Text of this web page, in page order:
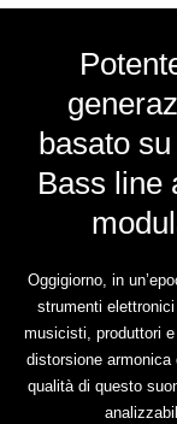
basato
Bass line
Oggigiorno, in
strumenti
musicisti, produttori
distorsione armonica
qualità di questo